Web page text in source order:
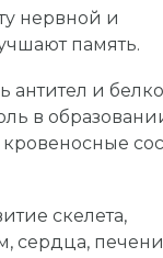
нервной и
память.
и
в
кровеносные
скелета,
сердца,